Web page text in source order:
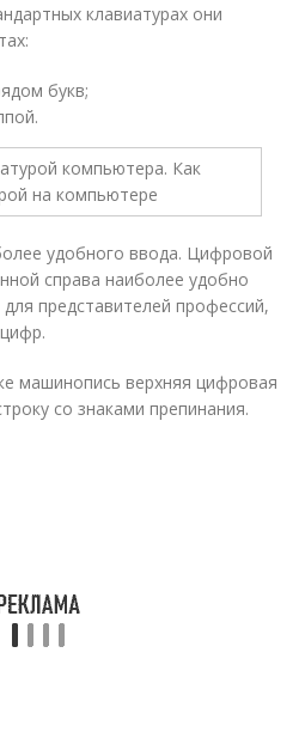
клавиатурах они
букв;
удобного ввода. Цифровой
справа наиболее удобно
представителей профессий,
машинопись верхняя цифровая
со знаками препинания.